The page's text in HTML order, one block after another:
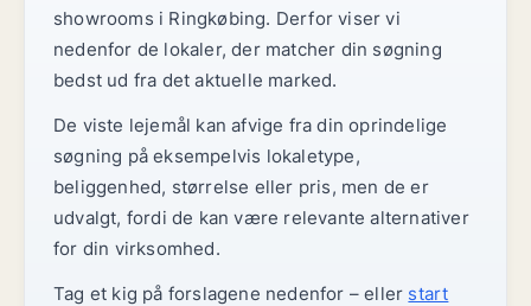
showrooms i Ringkøbing. Derfor viser vi
nedenfor de lokaler, der matcher din søgning
bedst ud fra det aktuelle marked.
De viste lejemål kan afvige fra din oprindelige
søgning på eksempelvis lokaletype,
beliggenhed, størrelse eller pris, men de er
udvalgt, fordi de kan være relevante alternativer
for din virksomhed.
Tag et kig på forslagene nedenfor – eller start